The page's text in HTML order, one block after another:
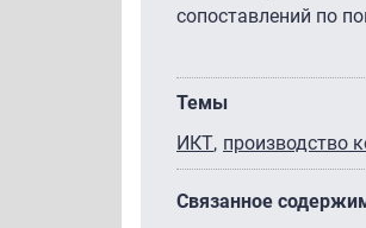
сопоставлений по
Темы
ИКТ производство
Связанное